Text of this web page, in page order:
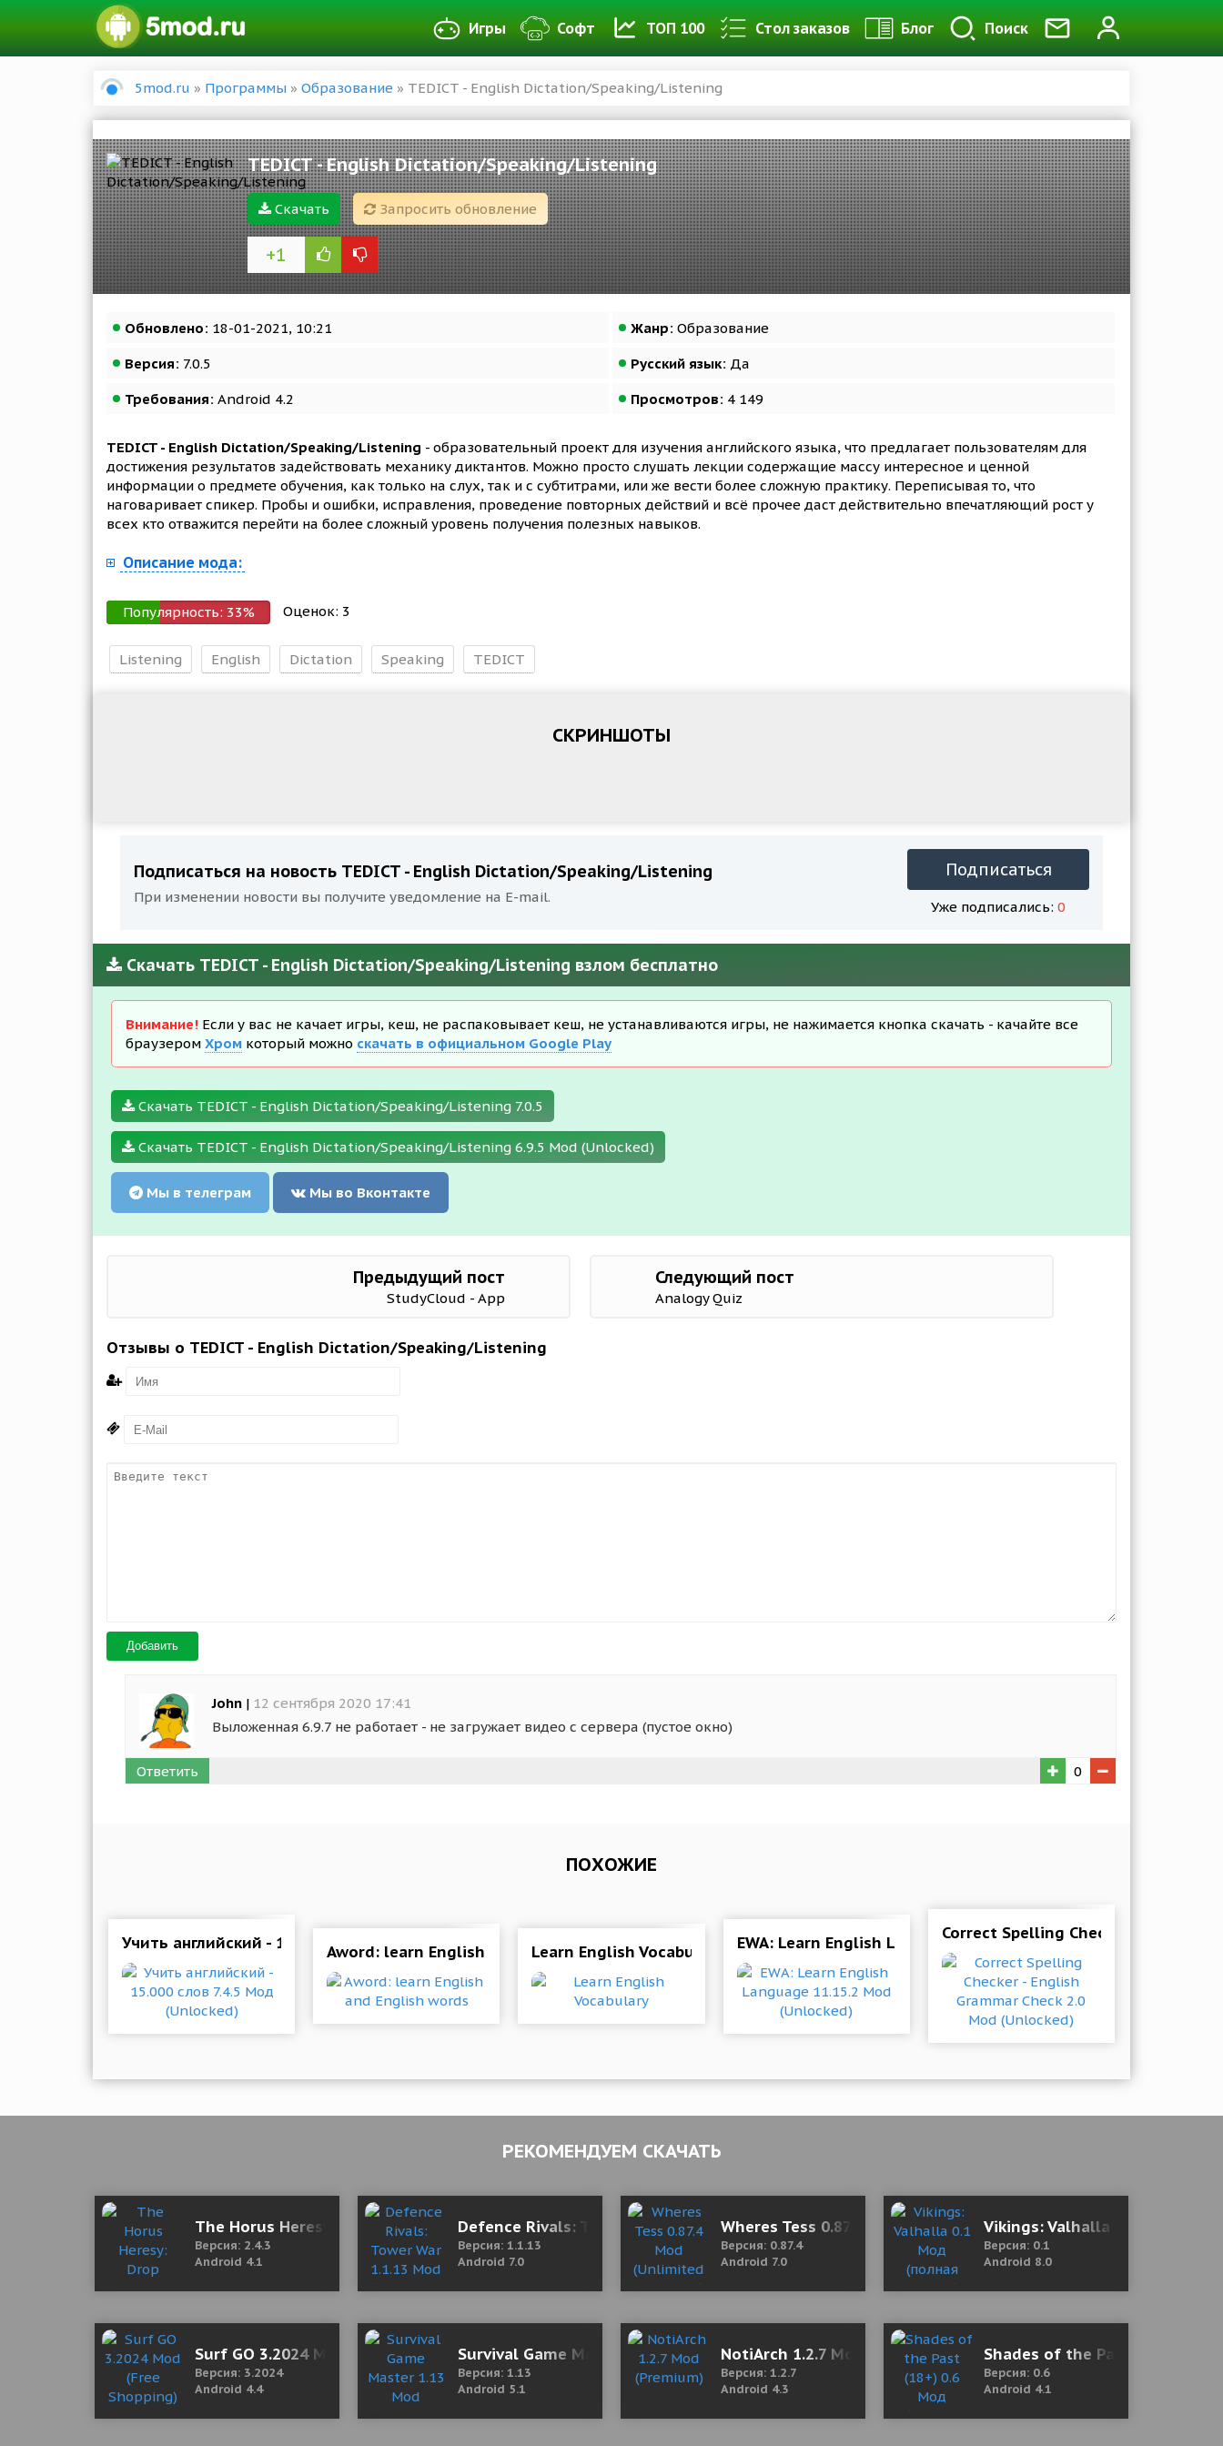
Игры Софт ТОП 100 Стол заказов Блог Поиск
5mod.ru » Программы » Образование » TEDICT - English Dictation/Speaking/Listening
TEDICT - English Dictation/Speaking/Listening
Скачать Запросить обновление
+1
Обновлено: 18-01-2021, 10:21 Жанр: Образование
Версия: 7.0.5 Русский язык: Да
Требования: Android 4.2 Просмотров: 4 149
TEDICT - English Dictation/Speaking/Listening - образовательный проект для изучения английского языка, что предлагает пользователям для
достижения результатов задействовать механику диктантов. Можно просто слушать лекции содержащие массу интересное и ценной
информации о предмете обучения, как только на слух, так и с субтитрами, или же вести более сложную практику. Переписывая то, что
наговаривает спикер. Пробы и ошибки, исправления, проведение повторных действий и всё прочее даст действительно впечатляющий рост у
всех кто отважится перейти на более сложный уровень получения полезных навыков.
Описание мода:
Популярность: 33% Оценок: 3
Listening English Dictation Speaking TEDICT
СКРИНШОТЫ
Подписаться на новость TEDICT - English Dictation/Speaking/Listening
При изменении новости вы получите уведомление на E-mail.
Подписаться
Уже подписались: 0
Скачать TEDICT - English Dictation/Speaking/Listening взлом бесплатно
Внимание! Если у вас не качает игры, кеш, не распаковывает кеш, не устанавливаются игры, не нажимается кнопка скачать - качайте все
браузером Хром который можно скачать в официальном Google Play
Скачать TEDICT - English Dictation/Speaking/Listening 7.0.5
Скачать TEDICT - English Dictation/Speaking/Listening 6.9.5 Mod (Unlocked)
Мы в телеграм Мы во Вконтакте
Предыдущий пост
StudyCloud - App
Следующий пост
Analogy Quiz
Отзывы о TEDICT - English Dictation/Speaking/Listening
Добавить
John | 12 сентября 2020 17:41
Выложенная 6.9.7 не работает - не загружает видео с сервера (пустое окно)
Ответить 0
ПОХОЖИЕ
Учить английский - 15.000 слов 7.4.5 Мод (Unlocked)
Aword: learn English and English words
Learn English Vocabulary EWA: Learn English Language 11.15.2 Mod (Unlocked)
Correct Spelling Checker - English
РЕКОМЕНДУЕМ СКАЧАТЬ
The Horus Heresy: Drop Assault
Версия: 2.4.3
Android 4.1
Defence Rivals: Tower War 1.1.13 Mod (Unlimited Gem/Energy)
Версия: 1.1.13
Android 7.0
Wheres Tess 0.87.4 Mod (Unlimited Diamonds/Crowns/Keys)
Версия: 0.87.4
Android 7.0
Vikings: Valhalla 0.1 Мод
Версия: 0.1
Android 8.0
Surf GO 3.2024 Mod (Free Shopping)
Версия: 3.2024
Android 4.4
Survival Game Master 1.13 Mod (Unlimited Money/No Ads)
Версия: 1.13
Android 5.1
NotiArch 1.2.7 Mod (Premium)
Версия: 1.2.7
Android 4.3
Shades of the Past (18+) 0.6
Версия: 0.6
Android 4.1